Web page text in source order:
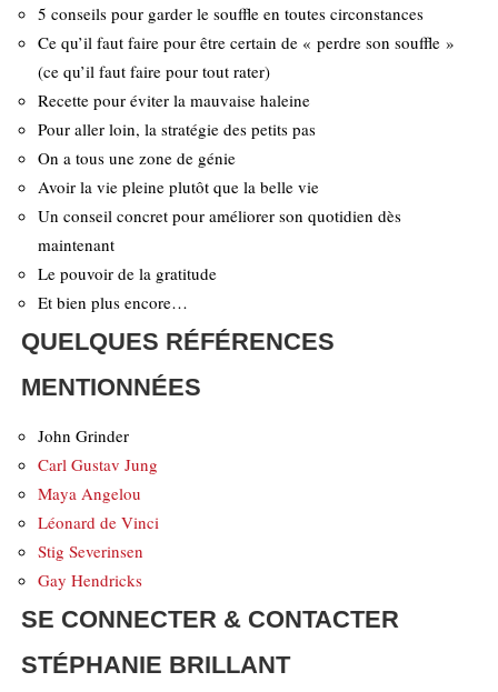
5 conseils pour garder le souffle en toutes circonstances
Ce qu’il faut faire pour être certain de « perdre son souffle »
(ce qu’il faut faire pour tout rater)
Recette pour éviter la mauvaise haleine
Pour aller loin, la stratégie des petits pas
On a tous une zone de génie
Avoir la vie pleine plutôt que la belle vie
Un conseil concret pour améliorer son quotidien dès
maintenant
Le pouvoir de la gratitude
Et bien plus encore…
QUELQUES RÉFÉRENCES
MENTIONNÉES
John Grinder
Carl Gustav Jung
Maya Angelou
Léonard de Vinci
Stig Severinsen
Gay Hendricks
SE CONNECTER & CONTACTER
STÉPHANIE BRILLANT